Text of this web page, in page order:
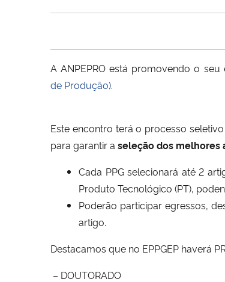
A ANPEPRO está promovendo o
de Produção).
Este encontro terá o processo
para garantir a seleção dos melhores
Cada PPG selecionará até 2
Produto Tecnológico (PT),
Poderão participar egressos,
artigo.
Destacamos que no EPPGEP haverá
– DOUTORADO